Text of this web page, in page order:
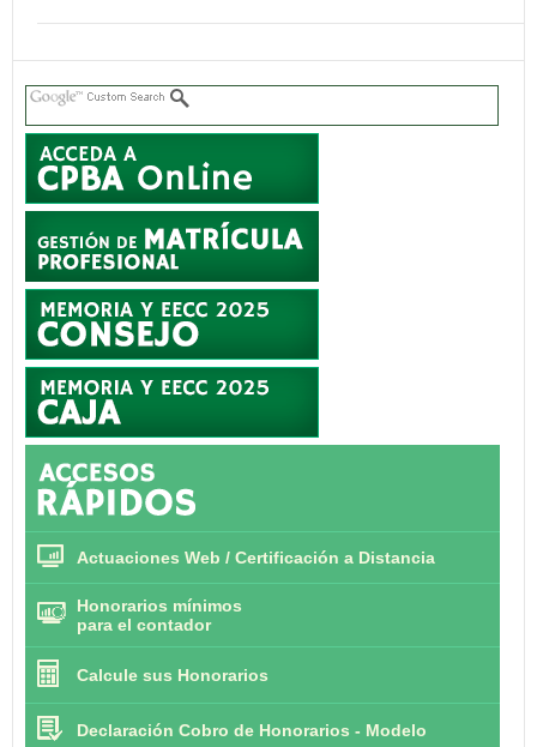
Actuaciones Web / Certificación a Distancia
Honorarios mínimos
para el contador
Calcule sus Honorarios
Declaración Cobro de Honorarios - Modelo